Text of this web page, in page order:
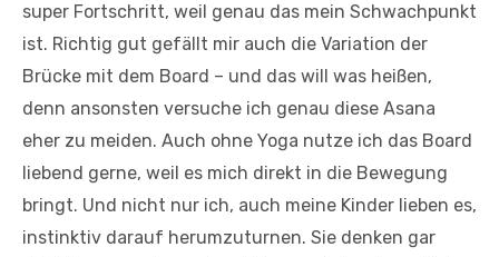
super Fortschritt, weil genau das mein Schwachpunkt
ist. Richtig gut gefällt mir auch die Variation der
Brücke mit dem Board – und das will was heißen,
denn ansonsten versuche ich genau diese Asana
eher zu meiden. Auch ohne Yoga nutze ich das Board
liebend gerne, weil es mich direkt in die Bewegung
bringt. Und nicht nur ich, auch meine Kinder lieben es,
instinktiv darauf herumzuturnen. Sie denken gar